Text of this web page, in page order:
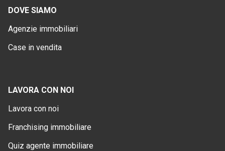
DOVE SIAMO
Agenzie immobiliari
Case in vendita
LAVORA CON NOI
Lavora con noi
Franchising immobiliare
Quiz agente immobiliare